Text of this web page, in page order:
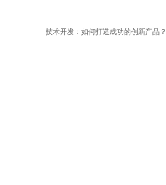
技术开发：如何打造成功的创新产品？